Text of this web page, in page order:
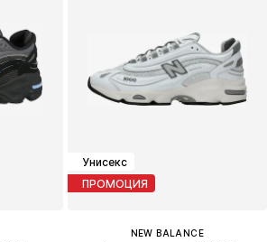
Унисекс
ПРОМОЦИЯ
NEW BALANCE